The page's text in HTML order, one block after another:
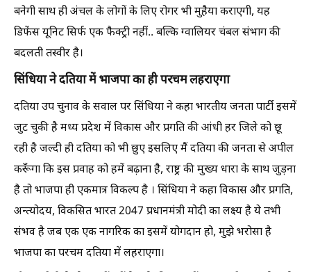
बनेगी साथ ही अंचल के लोगों के लिए रोगर भी मुहैया कराएगी, यह
डिफेंस यूनिट सिर्फ एक फैक्ट्री नहीं.. बल्कि ग्वालियर चंबल संभाग की
बदलती तस्वीर है।
सिंधिया ने दतिया में भाजपा का ही परचम लहराएगा
दतिया उप चुनाव के सवाल पर सिंधिया ने कहा भारतीय जनता पार्टी इसमें
जुट चुकी है मध्य प्रदेश में विकास और प्रगति की आंधी हर जिले को छू
रही है जल्दी ही दतिया को भी छुए इसलिए मैं दतिया की जनता से अपील
करूँगा कि इस प्रवाह को हमें बढ़ाना है, राष्ट्र की मुख्य धारा के साथ जुड़ना
है तो भाजपा ही एकमात्र विकल्प है । सिंधिया ने कहा विकास और प्रगति,
अन्त्योदय, विकसित भारत 2047 प्रधानमंत्री मोदी का लक्ष्य है ये तभी
संभव है जब एक एक नागरिक का इसमें योगदान हो, मुझे भरोसा है
भाजपा का परचम दतिया में लहराएगा।